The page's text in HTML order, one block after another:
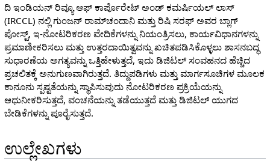
ದಿ ಇಂಡಿಯನ್ ರಿವ್ಯೂ ಆಫ್ ಕಾರ್ಪೊರೇಟ್ ಅಂಡ್ ಕಮರ್ಷಿಯಲ್ ಲಾಸ್
(IRCCL) ನಲ್ಲಿ ಗುಂಜನ್ ರಾಮ್‌ಚಂದಾನಿ ಮತ್ತು ರಿಷಿ ಸರಫ್ ಅವರ ಬ್ಲಾಗ್
ಪೋಸ್ಟ್, ಇ-ನೋಟರಿಕರಣ ವೇದಿಕೆಗಳನ್ನು ನಿಯಂತ್ರಿಸಲು, ಕಾರ್ಯವಿಧಾನಗಳನ್ನು
ಪ್ರಮಾಣೀಕರಿಸಲು ಮತ್ತು ಉತ್ತರದಾಯಿತ್ವವನ್ನು ಖಚಿತಪಡಿಸಿಕೊಳ್ಳಲು ಶಾಸನಬದ್ಧ
ಸುಧಾರಣೆಯ ಅಗತ್ಯವನ್ನು ಒತ್ತಿಹೇಳುತ್ತದೆ, ಇದು ಡಿಜಿಟಲ್ ಸಂವಹನದ ಹೆಚ್ಚಿದ
ಪ್ರಚಲಿತಕ್ಕೆ ಅನುಗುಣವಾಗಿರುತ್ತದೆ. ತಿದ್ದುಪಡಿಗಳು ಮತ್ತು ಮಾರ್ಗಸೂಚಿಗಳ ಮೂಲಕ
ಕಾನೂನು ಸ್ಪಷ್ಟತೆಯನ್ನು ಸ್ಥಾಪಿಸುವುದು ನೋಟರಿಕರಣ ಪ್ರಕ್ರಿಯೆಯನ್ನು
ಆಧುನೀಕರಿಸುತ್ತದೆ, ವಂಚನೆಯನ್ನು ತಡೆಯುತ್ತದೆ ಮತ್ತು ಡಿಜಿಟಲ್ ಯುಗದ
ಬೇಡಿಕೆಗಳನ್ನು ಪೂರೈಸುತ್ತದೆ.
ಉಲ್ಲೇಖಗಳು